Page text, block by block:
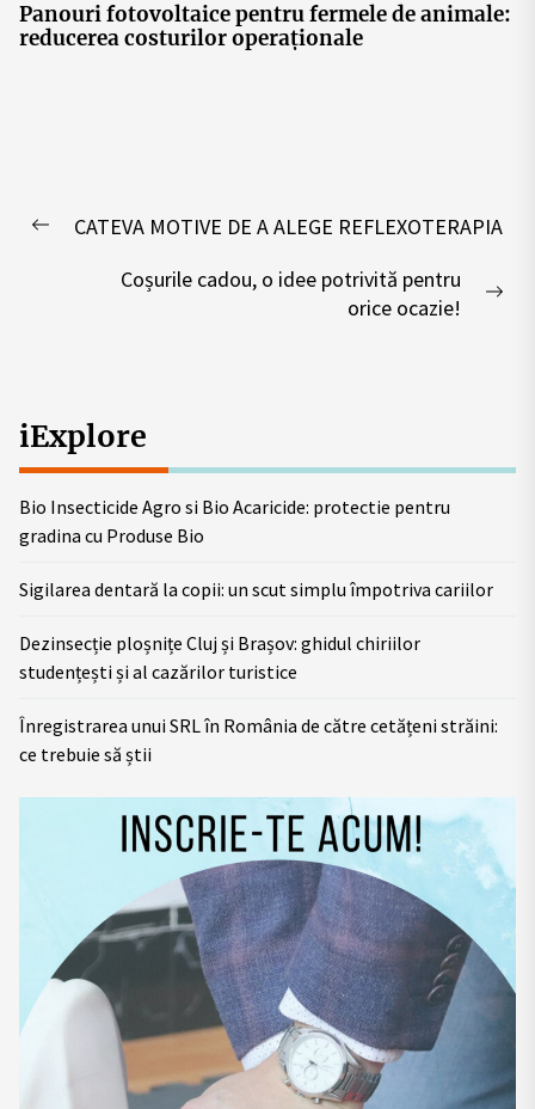
Panouri fotovoltaice pentru fermele de animale:
reducerea costurilor operaționale
navigation
PreviousCATEVA MOTIVE DE A ALEGE REFLEXOTERAPIA
Coșurile cadou, o idee potrivită pentru
orice ocazie!
iExplore
Bio Insecticide Agro si Bio Acaricide: protectie pentru
gradina cu Produse Bio
Sigilarea dentară la copii: un scut simplu împotriva cariilor
Dezinsecție ploșnițe Cluj și Brașov: ghidul chiriilor
studențești și al cazărilor turistice
Înregistrarea unui SRL în România de către cetățeni străini:
ce trebuie să știi